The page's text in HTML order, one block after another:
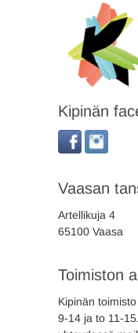
Kipinän
Vaasan
Artellikuja 4
65100 Vaasa
Toimiston
Kipinän
9-14 ja to 11-